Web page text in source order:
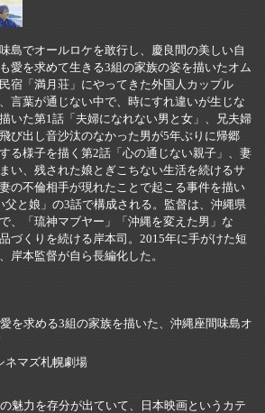
島でオールロケを敢行し、慶良間の美しい自
愛を求めて生きる3組の家族の姿を描いたオム
宿「満月荘」にやってきた外国人カップル
言葉が通じない中で、時にすれ違いが生じな
いた第1話「夫婦になれない男と女」、兄夫婦
び出し音沙汰のなかった男が5年ぶりに帰郷
る様子を描く第2話「心の通じない親子」、妻
い、残された娘とぎこちない生活を続けるサ
の不倫相手が現れたことで起こる事件を描い
父と娘」の3話で構成される。監督は、沖縄県
、「琉神マブヤー」「沖縄を変えた男」な
づくりを続ける岸本司。2015年に手がけた短
岸本監督が自ら長編化した。
を求める3組の家族を描いた、沖縄座間味島オ
ネマズ札幌劇場
魅力を存分が出ていて、日本映画というカテ